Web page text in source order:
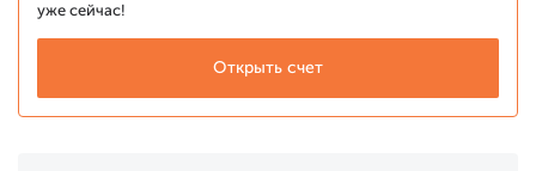
уже сейчас!
Открыть счет